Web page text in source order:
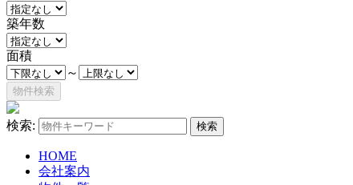
築年数
面積
～
検索:
HOME
会社案内